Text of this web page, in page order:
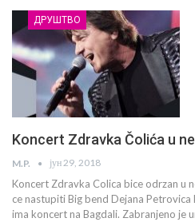
ДРУШТВО
Koncert Zdravka Čolića u
M.P. јун 29, 2018
Koncert Zdravka Colica bice odrzan u
ce nastupiti Big bend Dejana
ima koncert na Bagdali. Zabranjeno je